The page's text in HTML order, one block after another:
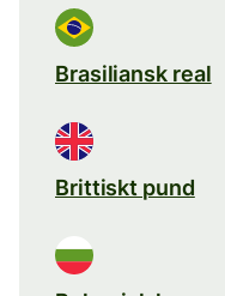
Brasiliansk real
Brittiskt pund